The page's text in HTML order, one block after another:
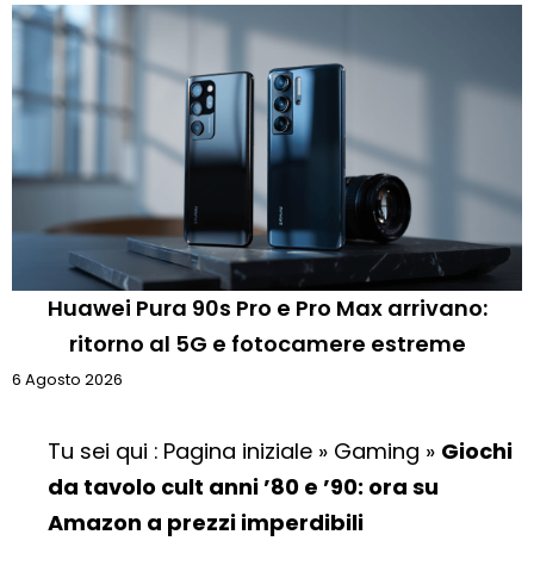
Huawei Pura 90s Pro e Pro Max arrivano:
ritorno al 5G e fotocamere estreme
6 Agosto 2026
Tu sei qui : Pagina iniziale » Gaming » Giochi
da tavolo cult anni ’80 e ’90: ora su
Amazon a prezzi imperdibili